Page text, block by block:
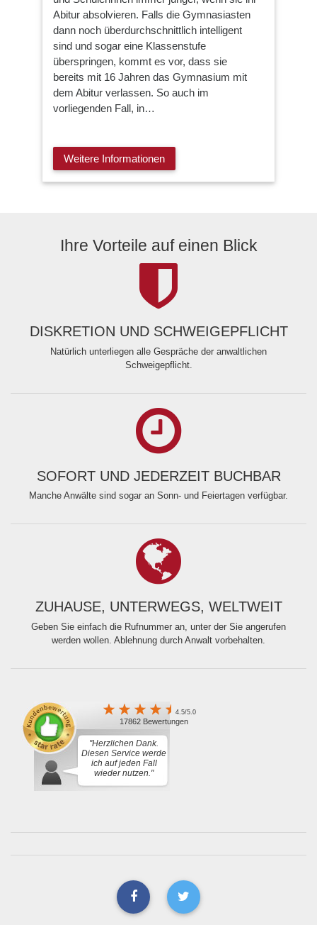
Abitur absolvieren. Falls die Gymnasiasten
dann noch überdurchschnittlich intelligent
sind und sogar eine Klassenstufe
überspringen, kommt es vor, dass sie
bereits mit 16 Jahren das Gymnasium mit
dem Abitur verlassen. So auch im
vorliegenden Fall, in…
Weitere Informationen
Ihre Vorteile auf einen Blick
DISKRETION UND SCHWEIGEPFLICHT
Natürlich unterliegen alle Gespräche der anwaltlichen
Schweigepflicht.
SOFORT UND JEDERZEIT BUCHBAR
Manche Anwälte sind sogar an Sonn- und Feiertagen verfügbar.
ZUHAUSE, UNTERWEGS, WELTWEIT
Geben Sie einfach die Rufnummer an, unter der Sie angerufen
werden wollen. Ablehnung durch Anwalt vorbehalten.
4.5/5.0
17862 Bewertungen
"Herzlichen Dank.
Diesen Service werde
ich auf jeden Fall
wieder nutzen."